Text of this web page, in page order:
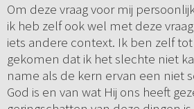
Om deze vraag voor mij
ik heb zelf ook wel met deze
iets andere context. Ik ben zelf
gekomen dat ik het slechte niet
name als de kern ervan een niet
God is en van wat Hij ons heeft